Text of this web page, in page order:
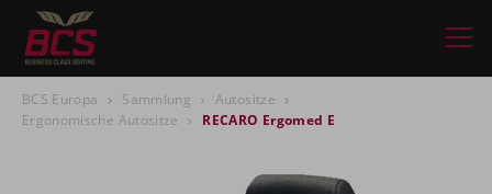
BCS Europa Sammlung
Autositze
Ergonomische Autositze
RECARO Ergomed E